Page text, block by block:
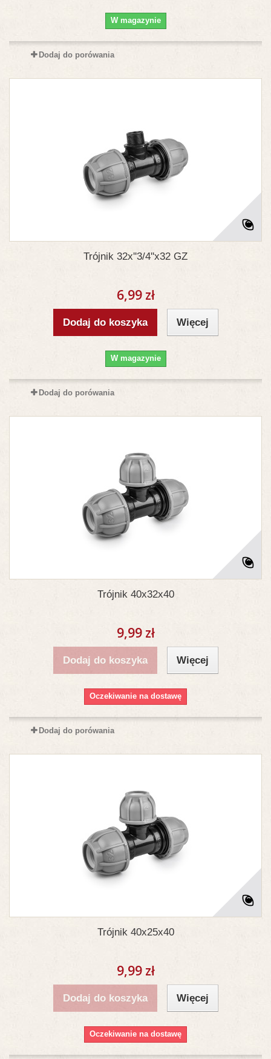
W magazynie
Dodaj do porówania
Trójnik 32x''3/4''x32 GZ
6,99 zł
Dodaj do koszyka Więcej
W magazynie
Dodaj do porówania
Trójnik 40x32x40
9,99 zł
Dodaj do koszyka Więcej
Oczekiwanie na dostawę
Dodaj do porówania
Trójnik 40x25x40
9,99 zł
Dodaj do koszyka Więcej
Oczekiwanie na dostawę